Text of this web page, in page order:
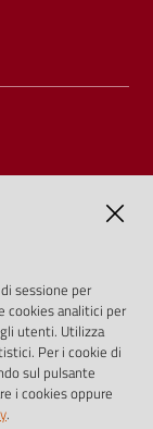
alle condizioni
CE e dal d.lgs.
sessione per
cookies analitici per
utenti. Utilizza
Per i cookie di
sul pulsante
i cookies oppure
.